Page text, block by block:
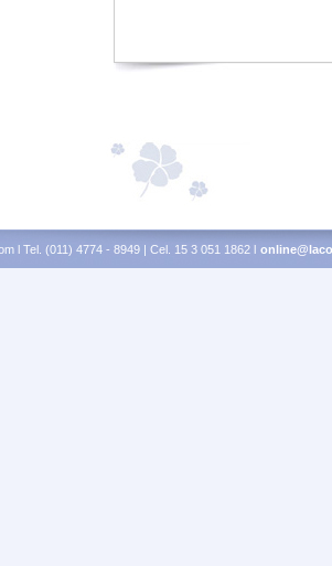
l Tel. (011) 4774 - 8949 | Cel. 15 3 051 1862 l